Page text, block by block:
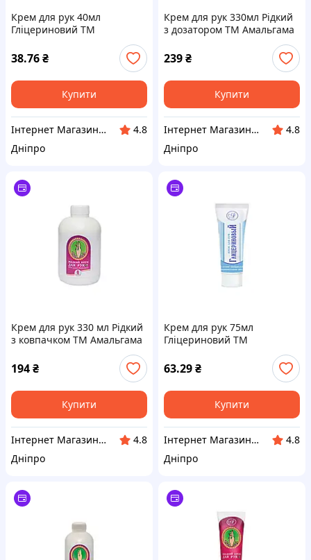
Крем для рук 40мл
Гліцериновий ТМ
38.76₴
Купити
Інтернет Магазин BuyPlace
4.8
Дніпро
Крем для рук 330мл Рідкий
з дозатором ТМ Амальгама
239₴
Купити
Інтернет Магазин BuyPlace
4.8
Дніпро
Крем для рук 330 мл Рідкий
з ковпачком ТМ Амальгама
194₴
Купити
Інтернет Магазин BuyPlace
4.8
Дніпро
Крем для рук 75мл
Гліцериновий ТМ
63.29₴
Купити
Інтернет Магазин BuyPlace
4.8
Дніпро